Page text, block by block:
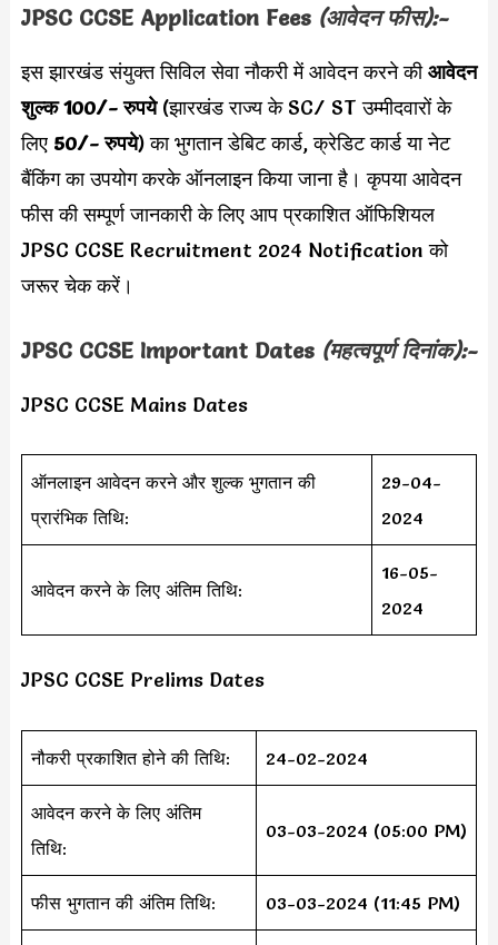
JPSC CCSE Application Fees (आवेदन फीस):-
इस झारखंड संयुक्त सिविल सेवा नौकरी में आवेदन करने कीआवेदन
शुल्क 100/- रुपये(झारखंड राज्य के SC/ ST उम्मीदवारों के
लिए 50/- रुपये) का भुगतान डेबिट कार्ड, क्रेडिट कार्ड या नेट
बैंकिंग का उपयोग करके ऑनलाइन किया जाना है। कृपया आवेदन
फीस की सम्पूर्ण जानकारी के लिए आप प्रकाशित ऑफिशियल
JPSC CCSE Recruitment 2024 Notification को
जरूर चेक करें।
JPSC CCSE Important Dates (महत्वपूर्ण दिनांक):-
JPSC CCSE Mains Dates
ऑनलाइन आवेदन करने और शुल्क भुगतान की
प्रारंभिक तिथि:
29-04-
2024
आवेदन करने के लिए अंतिम तिथि:
16-05-
2024
JPSC CCSE Prelims Dates
नौकरी प्रकाशित होने की तिथि: 24-02-2024
आवेदन करने के लिए अंतिम
तिथि:
03-03-2024 (05:00 PM)
फीस भुगतान की अंतिम तिथि: 03-03-2024 (11:45 PM)